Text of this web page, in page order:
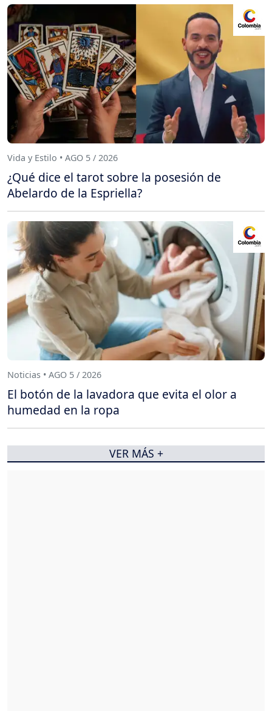
Vida y Estilo • AGO 5 / 2026
¿Qué dice el tarot sobre la posesión de
Abelardo de la Espriella?
Noticias • AGO 5 / 2026
El botón de la lavadora que evita el olor a
humedad en la ropa
VER MÁS +